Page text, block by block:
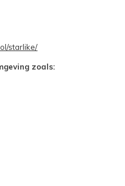
starlike/
zoals: